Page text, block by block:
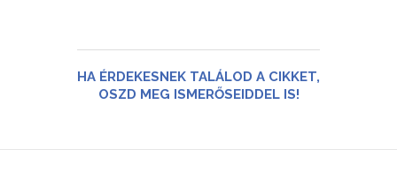
HA ÉRDEKESNEK TALÁLOD A CIKKET,
OSZD MEG ISMERŐSEIDDEL IS!